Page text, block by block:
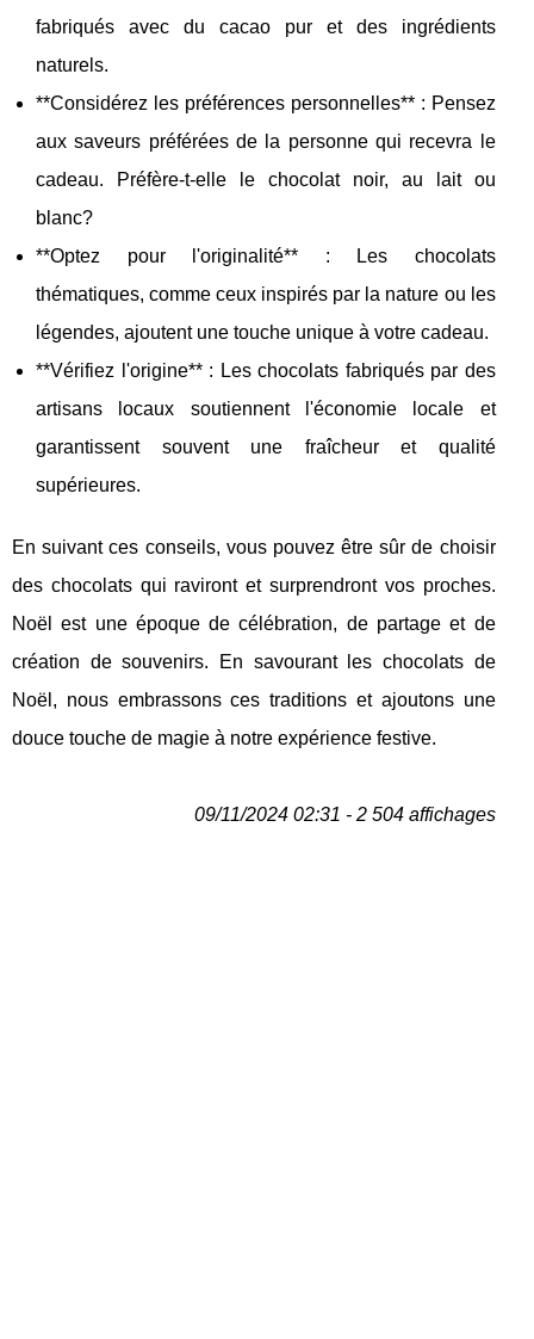
fabriqués avec du cacao pur et des ingrédients
naturels.
**Considérez les préférences personnelles** : Pensez
aux saveurs préférées de la personne qui recevra le
cadeau. Préfère-t-elle le chocolat noir, au lait ou
blanc?
**Optez pour l'originalité** : Les chocolats
thématiques, comme ceux inspirés par la nature ou les
légendes, ajoutent une touche unique à votre cadeau.
**Vérifiez l'origine** : Les chocolats fabriqués par des
artisans locaux soutiennent l'économie locale et
garantissent souvent une fraîcheur et qualité
supérieures.
En suivant ces conseils, vous pouvez être sûr de choisir
des chocolats qui raviront et surprendront vos proches.
Noël est une époque de célébration, de partage et de
création de souvenirs. En savourant les chocolats de
Noël, nous embrassons ces traditions et ajoutons une
douce touche de magie à notre expérience festive.
09/11/2024 02:31 - 2 504 affichages